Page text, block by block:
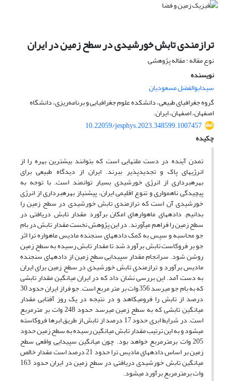
ترازمندی تابش‎ خورشیدی در سطح زمین در ایران
نوع مقاله : مقاله پژوهشی
نویسنده
سیدابوالفضل مسعودیان
گروه جغرافیای طبیعی، دانشکده علوم جغرافیایی و برنامه‌ریزی، دانشگاه
اصفهان، اصفهان، ایران.
10.22059/jesphys.2023.348599.1007457
چکیده
تمدن آینده در دست ملت‎هایی است که بتوانند بیشترین بهره را از
انرژی‎های پاک و تجدیدپذیر ببرند. ایران از دیدگاه طبیعی برای
بهره‎برداری از انرژی خورشیدی بسیار توانمند است. با توجه به
پیچیدگی ناهمواری و تنوع اقلیمیِ ایران، پیش‎نیاز بهره‎برداری از انرژی
خورشیدی آن است که ترازمندی تابش خورشیدی در سطح زمین را
بدانیم. داده‎های ماهواره‎ای امکان برآورد مقدار تابش دریافتی در
سطح زمین را فراهم می‎آورند. در این پژوهش نخست مقدار تابش در بام
جو محاسبه و سپس به کمک داده‎های سنجنده مادیس ماهواره ترا اثر
جو بر فروکاست‎ تابش برآورد شد تا مقدار تابش رسیده به سطح زمین
روشن شود. سرانجام مقدار سپیدایی سطح زمین از داده‎های سنجنده
مادیس برآورد و ترازمندی تابش خورشیدی در سطح زمین برای ایران
به دست آمد. این بررسی نشان داد که در ایران میانگین مقدار تابشی
که به بام جو می‎رسد 356 وات بر متر مربع است. جو فراز ایران حدود 30
درصد از تابش را فرومی‎کاهد و در نتیجه در یک روز آفتابی مقدار
میانگین تابشی که به سطح زمین می‎رسد حدود 248 وات بر مترمربع
است. در شرایط ابری حدود 17 درصد از تابش از طریق ابرها فروکاسته
می‎شود و به این ترتیب مقدار تابش میانگین رسیده به سطح زمین حدود
205 وات برمترمربع خواهد بود. چون میانگین سپیدایی واقعی سطح
زمین بر اساس داده‎های مادیس ترا حدود 21 درصد است مقدار خالص
میانگین تابش خورشیدی دریافتی در سطح زمین در ایران حدود 163
وات برمترمربع برآورد می‎شود.